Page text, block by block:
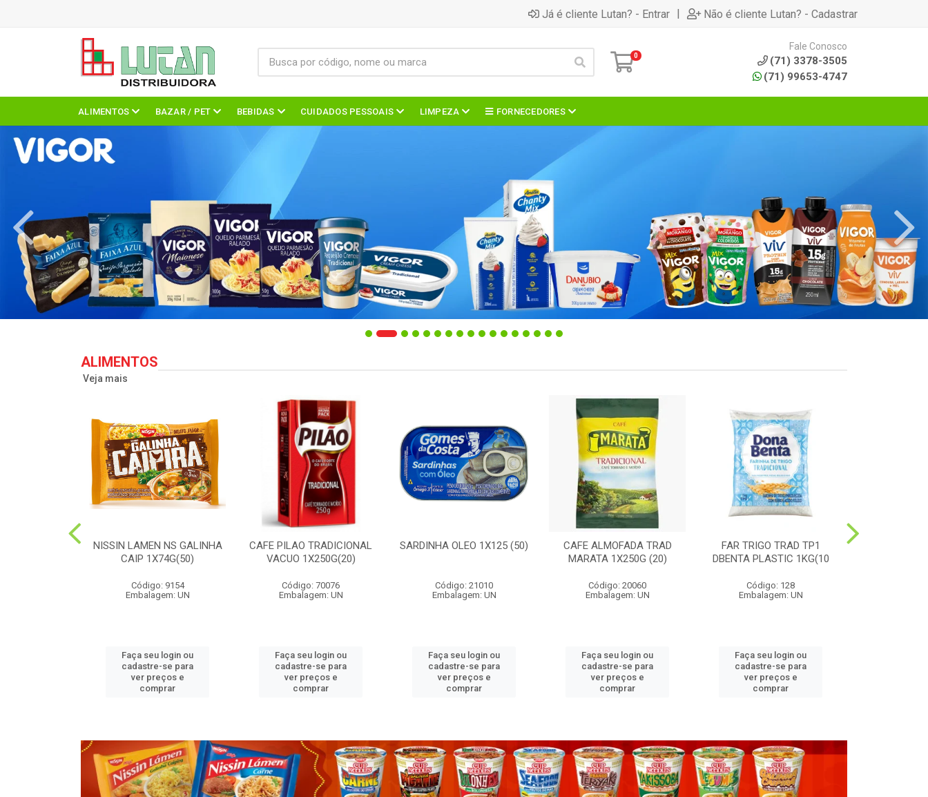
Já é cliente Lutan? - Entrar | Não é cliente Lutan? - Cadastrar
0
Fale Conosco
(71) 3378-3505
(71) 99653-4747
ALIMENTOS BAZAR / PET BEBIDAS CUIDADOS PESSOAIS LIMPEZA FORNECEDORES
ALIMENTOS
Veja mais
NISSIN LAMEN NS GALINHA
CAIP 1X74G(50)
Código: 9154
Embalagem: UN
Faça seu login ou
cadastre-se para
ver preços e
comprar
CAFE PILAO TRADICIONAL
VACUO 1X250G(20)
Código: 70076
Embalagem: UN
Faça seu login ou
cadastre-se para
ver preços e
comprar
SARDINHA OLEO 1X125 (50)
Código: 21010
Embalagem: UN
Faça seu login ou
cadastre-se para
ver preços e
comprar
CAFE ALMOFADA TRAD
MARATA 1X250G (20)
Código: 20060
Embalagem: UN
Faça seu login ou
cadastre-se para
ver preços e
comprar
FAR TRIGO TRAD TP1
DBENTA PLASTIC 1KG(10
Código: 128
Embalagem: UN
Faça seu login ou
cadastre-se para
ver preços e
comprar